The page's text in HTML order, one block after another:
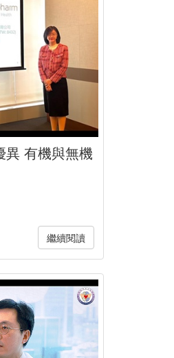
異 有機與無機
繼續閱讀